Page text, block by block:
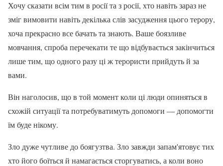
Хочу сказати всім тим в росії та з росії, хто навіть зараз не
зміг вимовити навіть декілька слів засудження цього терору,
хоча прекрасно все бачать та знають. Ваше боязливе
мовчання, спроба перечекати те що відбувається закінчиться
лише тим, що одного разу ці ж терористи прийдуть й за
вами.
Він наголосив, що в той момент коли ці люди опиняться в
схожій ситуації та потребуватимуть допомоги — допомогти
їм буде нікому.
Зло дуже чутливе до боягузтва. Зло завжди запам'ятовує тих
хто його боїться й намагається сторгуватись, а коли воно